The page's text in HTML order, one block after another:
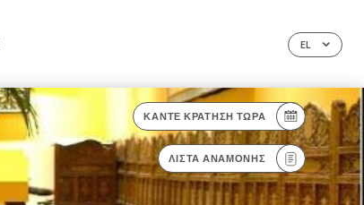
EL
ΚΆΝΤΕ ΚΡΆΤΗΣΗ ΤΏΡΑ
ΛΊΣΤΑ ΑΝΑΜΟΝΉΣ